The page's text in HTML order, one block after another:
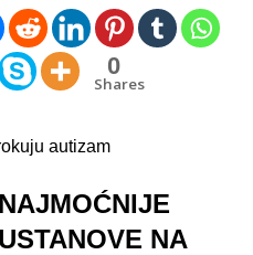
0
Shares
autizam
NA